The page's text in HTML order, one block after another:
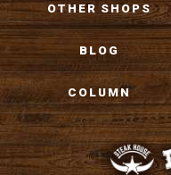
OTHER SHOPS
BLOG
COLUMN